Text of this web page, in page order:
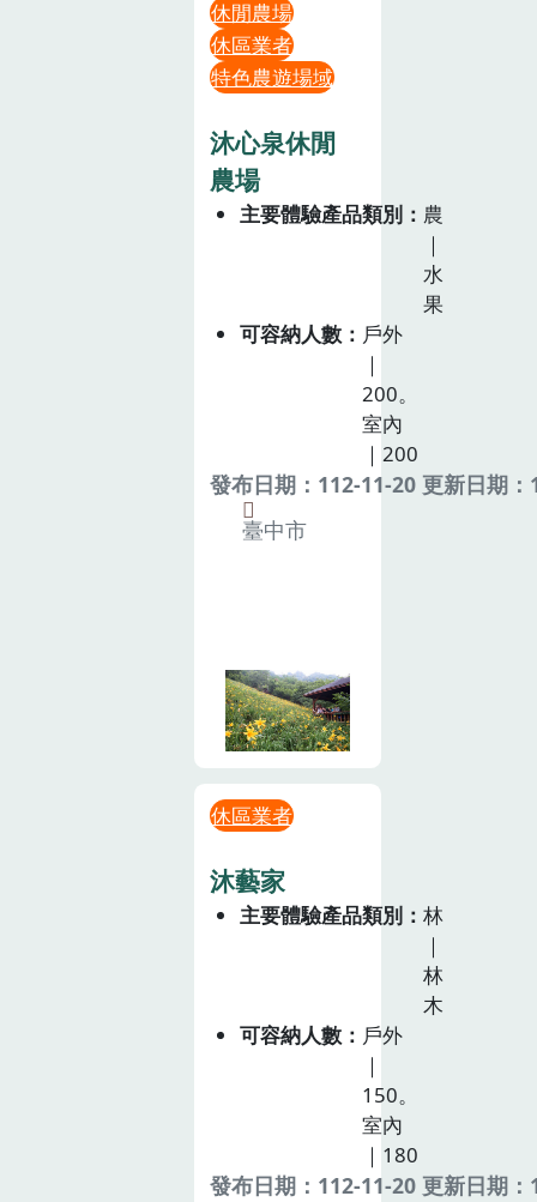
休閒農場
休區業者
特色農遊場域
沐心泉休閒
農場
主要體驗產品類別
農
｜
水
果
可容納人數
戶外
｜
200。
室內
｜200
發布日期：112-11-20 更新日期
臺中市
休區業者
沐藝家
主要體驗產品類別
林
｜
林
木
可容納人數
戶外
｜
150。
室內
｜180
發布日期：112-11-20 更新日期